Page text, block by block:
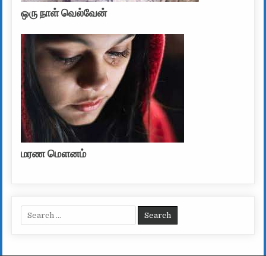
ஒரு நாள் வெல்வேன்
மரண மௌனம்
Search for: